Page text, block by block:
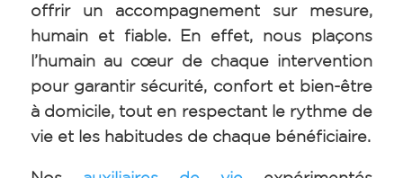
offrir un accompagnement sur mesure,
humain et fiable. En effet, nous plaçons
l’humain au cœur de chaque intervention
pour garantir sécurité, confort et bien-être
à domicile, tout en respectant le rythme de
vie et les habitudes de chaque bénéficiaire.